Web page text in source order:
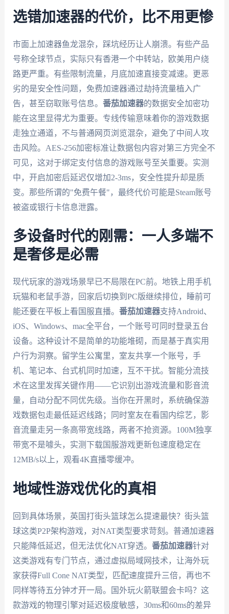
选错加速器的代价，比不用更惨
市面上加速器鱼龙混杂，踩坑经历让人崩溃。有些产品
号称全球节点，实际只有香港一个中转站，欧美用户绕
路更严重。有些限制流量，月底加速直接变减速。更恶
劣的是安全性问题，免费加速器通过劫持流量植入广
告，甚至窃取账号信息。 番茄加速器的数据安全加密功
能在这里显得尤为重要。专线传输意味着你的游戏数据
走独立通道，不与普通网页浏览混杂，避免了中间人攻
击风险。AES-256加密标准让数据包内容对第三方完全不
可见，这对于绑定支付信息的游戏账号至关重要。实测
中，开启加密后延迟仅增加2-3ms，安全性提升却是质
变。那些所谓的"免费午餐"，最终代价可能是Steam账号
被盗或银行卡信息泄露。
多设备时代的刚需：一人多端不
是奢侈是必需
现代玩家的游戏场景早已不局限在PC前。地铁上用手机
玩猫和老鼠手游，回家后切换到PC版继续排位，睡前可
能还要在平板上看国服直播。 番茄加速器支持Android、
iOS、Windows、mac全平台，一个账号可同时登录五台
设备。这种设计不是简单的功能堆砌，而是基于真实用
户行为洞察。留学生公寓里，室友共享一个账号，手
机、笔记本、台式机同时加速，互不干扰。智能分流技
术在这里发挥关键作用——它识别出游戏流量和影音流
量，自动分配不同优先级。当你在开黑时，系统确保游
戏数据包走最低延迟线路；同时室友在看国内综艺，影
音流量走另一条高带宽线路，两者不抢资源。100M独享
带宽不是噱头，实测下载国服游戏更新包速度稳定在
12MB/s以上，观看4K直播零缓冲。
地域性游戏优化的真相
回到具体场景，英国打街头篮球怎么提速最快？街头篮
球这类P2P架构游戏，对NAT类型要求苛刻。普通加速器
只能降低延迟，但无法优化NAT穿透。 番茄加速器针对
这类游戏有专门节点，通过虚拟局域网技术，让海外玩
家获得Full Cone NAT类型，匹配速度提升三倍，再也不
同样等待五分钟才开一局。国外玩火箭联盟会卡吗？这
款游戏的物理引擎对延迟极度敏感，30ms和60ms的差异